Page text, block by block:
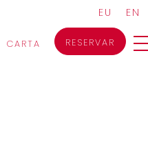
EU EN
CARTA RESERVAR